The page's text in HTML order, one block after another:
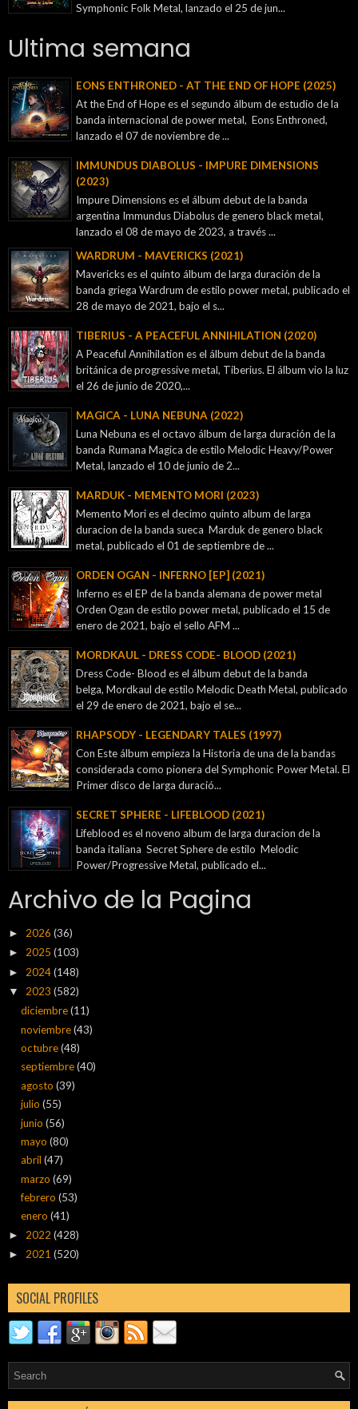
Symphonic Folk Metal, lanzado el 25 de jun...
Ultima semana
EONS ENTHRONED - AT THE END OF HOPE (2025)
At the End of Hope es el segundo álbum de estudio de la
banda internacional de power metal, Eons Enthroned,
lanzado el 07 de noviembre de ...
IMMUNDUS DIABOLUS - IMPURE DIMENSIONS
(2023)
Impure Dimensions es el álbum debut de la banda
argentina Immundus Diabolus de genero black metal,
lanzado el 08 de mayo de 2023, a través ...
WARDRUM - MAVERICKS (2021)
Mavericks es el quinto álbum de larga duración de la
banda griega Wardrum de estilo power metal, publicado el
28 de mayo de 2021, bajo el s...
TIBERIUS - A PEACEFUL ANNIHILATION (2020)
A Peaceful Annihilation es el álbum debut de la banda
británica de progressive metal, Tiberius. El álbum vio la luz
el 26 de junio de 2020,...
MAGICA - LUNA NEBUNA (2022)
Luna Nebuna es el octavo álbum de larga duración de la
banda Rumana Magica de estilo Melodic Heavy/Power
Metal, lanzado el 10 de junio de 2...
MARDUK - MEMENTO MORI (2023)
Memento Mori es el decimo quinto album de larga
duracion de la banda sueca Marduk de genero black
metal, publicado el 01 de septiembre de ...
ORDEN OGAN - INFERNO [EP] (2021)
Inferno es el EP de la banda alemana de power metal
Orden Ogan de estilo power metal, publicado el 15 de
enero de 2021, bajo el sello AFM ...
MORDKAUL - DRESS CODE- BLOOD (2021)
Dress Code- Blood es el álbum debut de la banda
belga, Mordkaul de estilo Melodic Death Metal, publicado
el 29 de enero de 2021, bajo el se...
RHAPSODY - LEGENDARY TALES (1997)
Con Este álbum empieza la Historia de una de la bandas
considerada como pionera del Symphonic Power Metal. El
Primer disco de larga duració...
SECRET SPHERE - LIFEBLOOD (2021)
Lifeblood es el noveno album de larga duracion de la
banda italiana Secret Sphere de estilo Melodic
Power/Progressive Metal, publicado el...
Archivo de la Pagina
► 2026 (36)
► 2025 (103)
► 2024(148)
▼ 2023 (582)
diciembre(11)
noviembre(43)
octubre(48)
septiembre(40)
agosto(39)
julio(55)
junio(56)
mayo(80)
abril(47)
marzo(69)
febrero(53)
enero(41)
► 2022 (428)
► 2021 (520)
SOCIAL PROFILES